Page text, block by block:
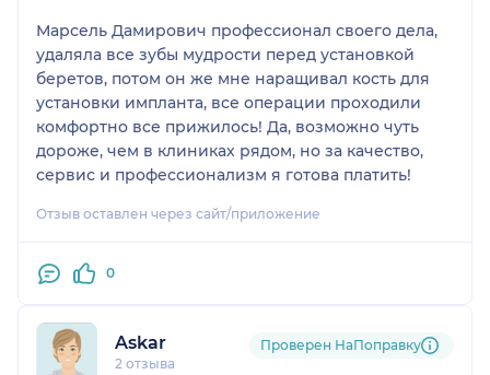
Марсель Дамирович профессионал своего дела,
удаляла все зубы мудрости перед установкой
беретов, потом он же мне наращивал кость для
установки импланта, все операции проходили
комфортно все прижилось! Да, возможно чуть
дороже, чем в клиниках рядом, но за качество,
сервис и профессионализм я готова платить!
Отзыв оставлен через сайт/приложение
0
Askar
2 отзыва
Проверен НаПоправку